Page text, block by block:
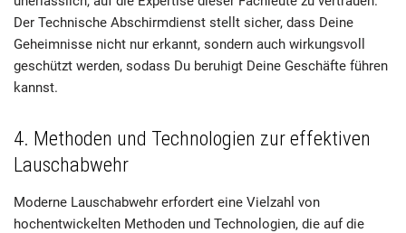
Der Technische Abschirmdienst stellt sicher, dass Deine
Geheimnisse nicht nur erkannt, sondern auch wirkungsvoll
geschützt werden, sodass Du beruhigt Deine Geschäfte führen
kannst.
4. Methoden und Technologien zur effektiven
Lauschabwehr
Moderne Lauschabwehr erfordert eine Vielzahl von
hochentwickelten Methoden und Technologien, die auf die